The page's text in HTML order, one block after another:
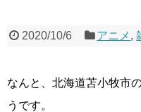
2020/10/6 アニメ ,
なんと、北海道苫小牧市
うです。